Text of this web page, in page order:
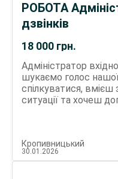
18 000 грн.
РОБОТА
дзвінків
Адміністратор
шукаємо голос
спілкуватися, вмієш
ситуації та хочеш
товарів компанії.
системі.
Кропивницький
30.01.2026